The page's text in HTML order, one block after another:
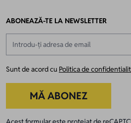
ABONEAZĂ-TE LA NEWSLETTER
Sunt de acord cu Politica de
MĂ ABONEZ